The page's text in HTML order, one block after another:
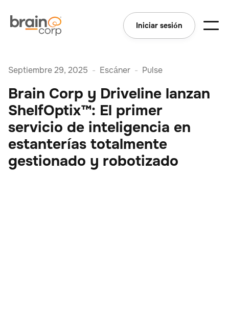
Iniciar sesión
Septiembre 29, 2025 - Escáner - Pulse
Brain Corp y Driveline lanzan
ShelfOptix™: El primer
servicio de inteligencia en
estanterías totalmente
gestionado y robotizado